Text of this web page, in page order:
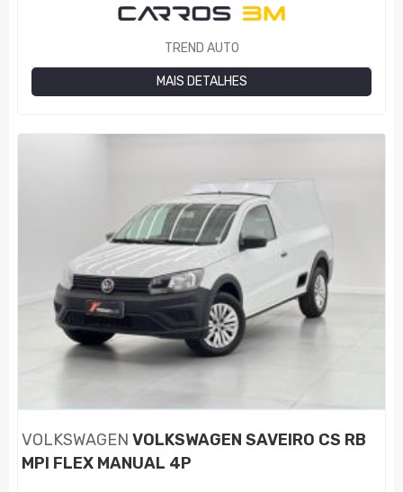
TREND AUTO
MAIS DETALHES
VOLKSWAGEN VOLKSWAGEN SAVEIRO CS RB
MPI FLEX MANUAL 4P